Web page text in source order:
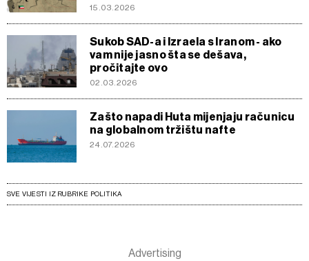
15.03.2026
Sukob SAD-a i Izraela s Iranom - ako
vam nije jasno šta se dešava,
pročitajte ovo
02.03.2026
Zašto napadi Huta mijenjaju računicu
na globalnom tržištu nafte
24.07.2026
SVE VIJESTI IZ RUBRIKE POLITIKA